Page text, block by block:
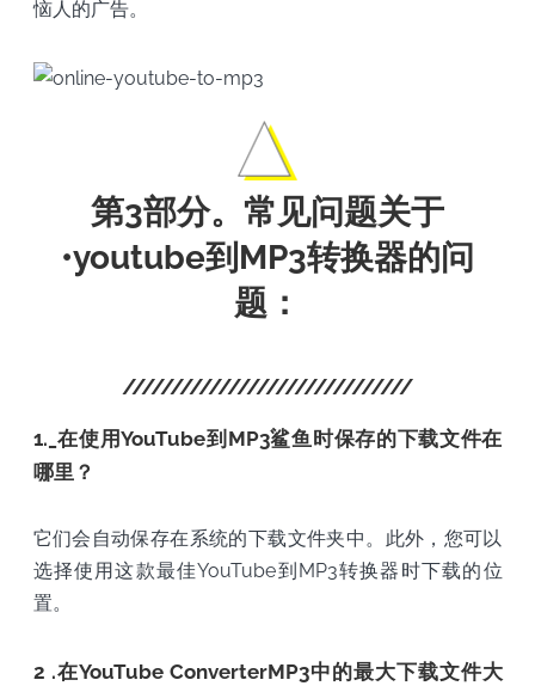
恼人的广告。
第3部分。常见问题关于
•youtube到MP3转换器的问
题：
1._在使用YouTube到MP3鲨鱼时保存的下载文件在
哪里？
它们会自动保存在系统的下载文件夹中。此外，您可以
选择使用这款最佳YouTube到MP3转换器时下载的位
置。
2 .在YouTube ConverterMP3中的最大下载文件大